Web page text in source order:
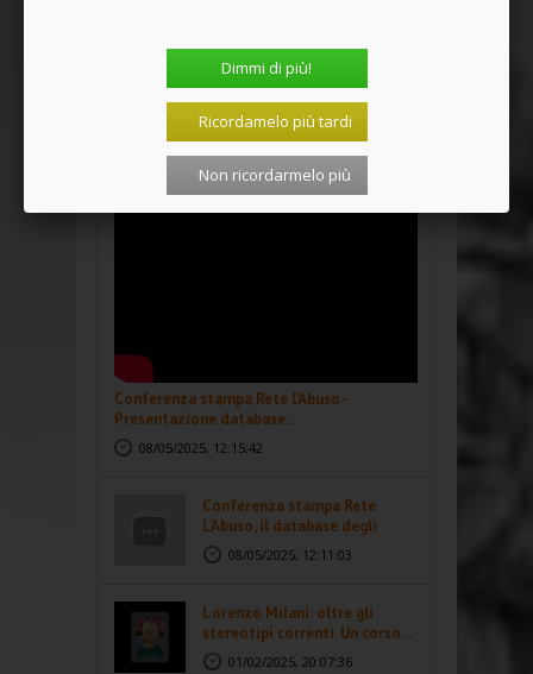
2 3 4 > >>
I VIDEO DI
Conferenza stampa Rete l'Abuso -
Presentazione database...
08/05/2025, 12:15:42
Conferenza stampa Rete
L'Abuso, il database degli
abusi...08/05/2025, 12:11:03
Lorenzo Milani: oltre gli
stereotipi correnti. Un corso...
01/02/2025, 20:07:36
Dimmi di più!
Ricordamelo più tardi
Non ricordarmelo più